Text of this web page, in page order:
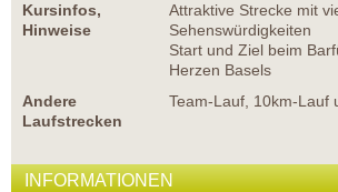
Kursinfos,
Hinweise
Attraktive Strecke mit
Sehenswürdigkeiten
Start und Ziel beim
Herzen Basels
Andere
Laufstrecken
Team-Lauf, 10km-Lauf
INFORMATIONEN